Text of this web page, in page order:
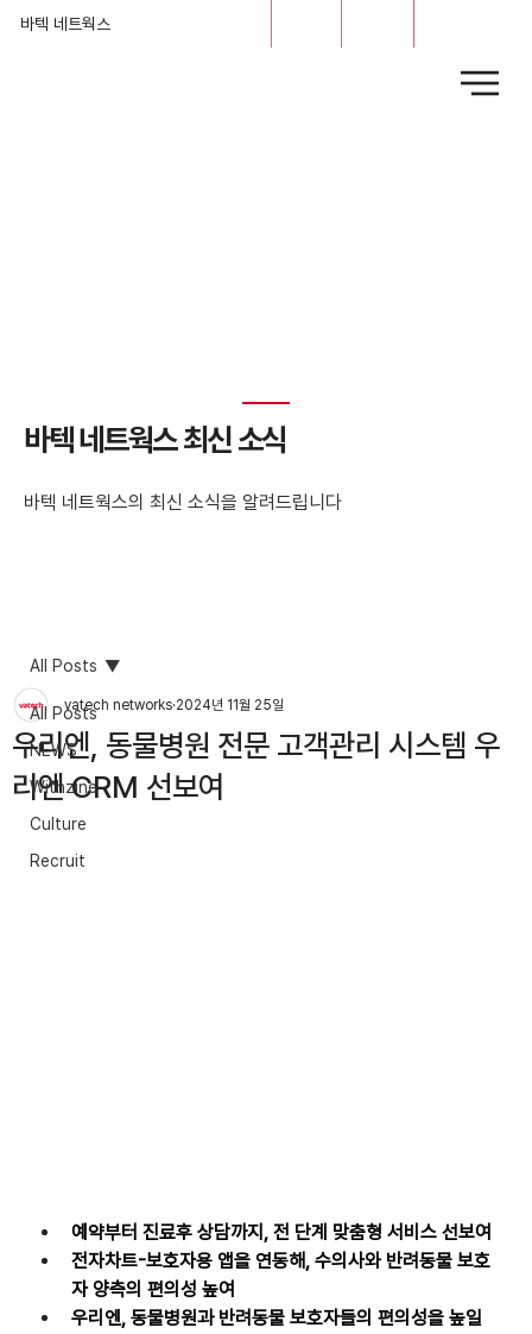
바텍 네트웍스
​바텍 네트웍스 최신 소식
바텍 네트웍스의 최신 소식을 알려드립니다
All Posts
NEWS
Withzine
Culture
Recruit
All Posts
우리엔, 동물병원 전문 고객관리 시스템 우
리엔 CRM 선보여
vatech networks 2024년 11월 25일
예약부터 진료후 상담까지, 전 단계 맞춤형 서비스 선보여
전자차트-보호자용 앱을 연동해, 수의사와 반려동물 보호
자 양측의 편의성 높여
우리엔, 동물병원과 반려동물 보호자들의 편의성을 높일